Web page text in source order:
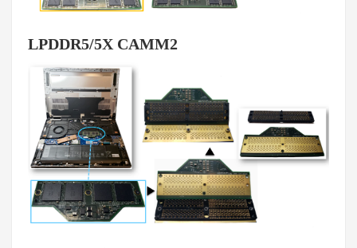
LPDDR5/5X CAMM2